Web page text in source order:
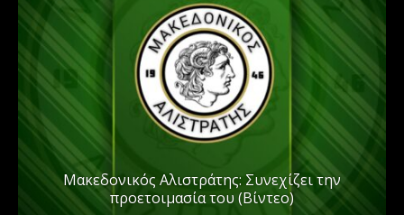
Μακεδονικός Αλιστράτης: Συνεχίζει την
προετοιμασία του (Βίντεο)